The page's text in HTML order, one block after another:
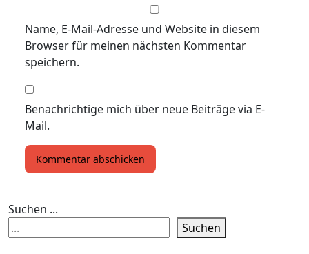
Name, E-Mail-Adresse und Website in diesem
Browser für meinen nächsten Kommentar
speichern.
Benachrichtige mich über neue Beiträge via E-
Mail.
Suchen ...
Suchen